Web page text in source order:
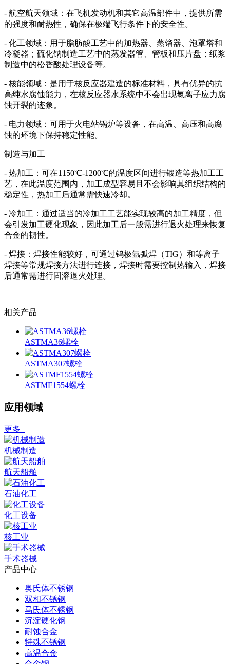
- 航空航天领域：在飞机发动机和其它高温部件中，提供所需
的强度和耐热性，确保在极端飞行条件下的安全性。
- 化工领域：用于脂肪酸工艺中的加热器、蒸馏器、泡罩塔和
冷凝器；硫化钠制造工艺中的蒸发器管、管板和压片盘；纸浆
制造中的松香酸处理设备等。
- 核能领域：是用于核反应器建造的标准材料，具有优异的抗
高纯水腐蚀能力，在核反应器水系统中不会出现氯离子应力腐
蚀开裂的迹象。
- 电力领域：可用于火电站锅炉等设备，在高温、高压和高腐
蚀的环境下保持稳定性能。
制造与加工
- 热加工：可在1150℃-1200℃的温度区间进行锻造等热加工工
艺，在此温度范围内，加工成型容易且不会影响其组织结构的
稳定性，热加工后通常需快速冷却。
- 冷加工：通过适当的冷加工工艺能实现较高的加工精度，但
会引发加工硬化现象，因此加工后一般需进行退火处理来恢复
合金的韧性。
- 焊接：焊接性能较好，可通过钨极氩弧焊（TIG）和等离子
焊接等常规焊接方法进行连接，焊接时需要控制热输入，焊接
后通常需进行固溶退火处理。
相关产品
ASTMA36螺栓
ASTMA307螺栓
ASTMF1554螺栓
应用领域
更多+
机械制造
航天船舶
石油化工
化工设备
核工业
手术器械
产品中心
奥氏体不锈钢
双相不锈钢
马氏体不锈钢
沉淀硬化钢
耐蚀合金
特殊不锈钢
高温合金